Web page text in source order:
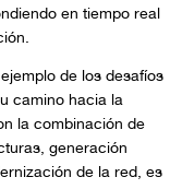
en tiempo real
de los desafíos
camino hacia la
la combinación de
generación
de la red, es